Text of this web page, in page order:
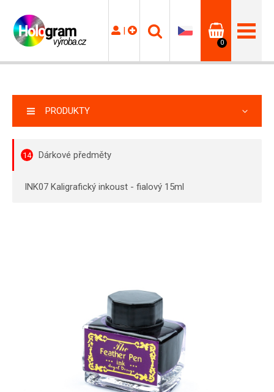
|
0
PRODUKTY
14 Dárkové předměty
INK07 Kaligrafický inkoust - fialový 15ml